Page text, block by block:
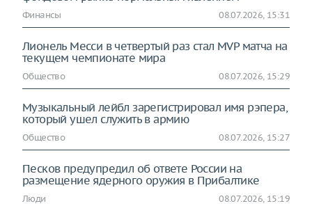
Финансы 08.07.2026, 15:31
Лионель Месси в четвертый раз стал MVP матча на
текущем чемпионате мира
Общество 08.07.2026, 15:29
Музыкальный лейбл зарегистрировал имя рэпера,
который ушел служить в армию
Общество 08.07.2026, 15:27
Песков предупредил об ответе России на
размещение ядерного оружия в Прибалтике
Люди 08.07.2026, 15:19